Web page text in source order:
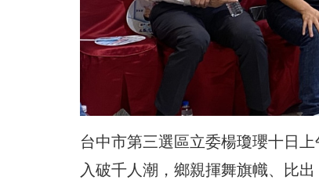
台中市第三選區立委楊瓊瓔十日
入破千人潮，鄉親揮舞旗幟、比